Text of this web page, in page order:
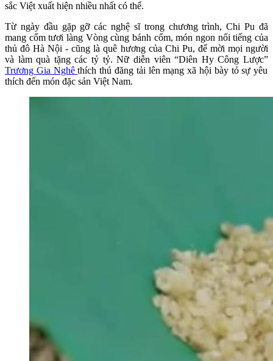
sắc Việt xuất hiện nhiều nhất có thể.
Từ ngày đầu gặp gỡ các nghệ sĩ trong chương trình, Chi Pu đã
mang cốm tươi làng Vòng cùng bánh cốm, món ngon nổi tiếng của
thủ đô Hà Nội - cũng là quê hương của Chi Pu, để mời mọi người
và làm quà tặng các tỷ tỷ. Nữ diễn viên “Diên Hy Công Lược”
Trương Gia Nghêthích thú đăng tải lên mạng xã hội bày tỏ sự yêu
thích đến món đặc sản Việt Nam.